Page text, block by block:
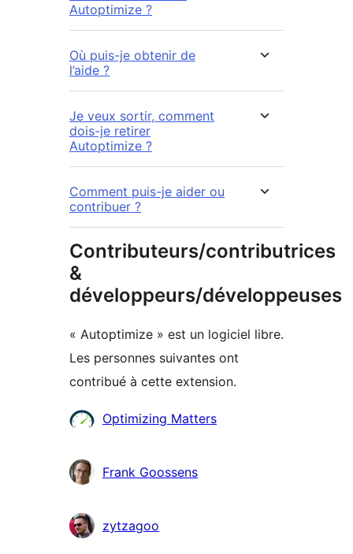
Autoptimize ?
Où puis-je obtenir de
l’aide ?
Je veux sortir, comment
dois-je retirer
Autoptimize ?
Comment puis-je aider ou
contribuer ?
Contributeurs/contributrices
&
développeurs/développeuses
« Autoptimize » est un logiciel libre.
Les personnes suivantes ont
contribué à cette extension.
Contributeurs
Optimizing Matters
Frank Goossens
zytzagoo